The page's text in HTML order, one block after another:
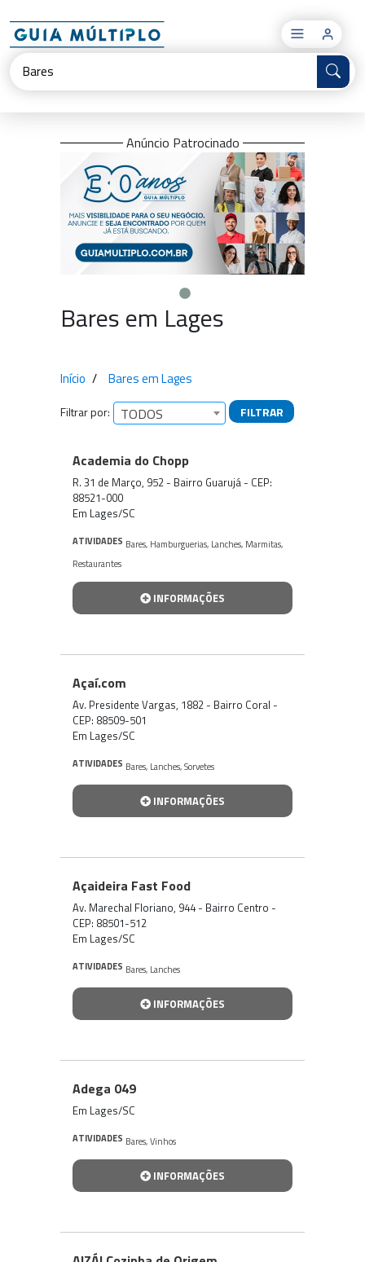
×
Anúncio Patrocinado
Bares em Lages
Início Bares em Lages
Filtrar por: TODOS FILTRAR
Empresas encontradas
Academia do Chopp
R. 31 de Março, 952 - Bairro Guarujá - CEP:
88521-000
Em Lages/SC
ATIVIDADES Bares, Hamburguerias, Lanches, Marmitas,
Restaurantes
INFORMAÇÕES
Açaí.com
Av. Presidente Vargas, 1882 - Bairro Coral -
CEP: 88509-501
Em Lages/SC
ATIVIDADES Bares, Lanches,Sorvetes
INFORMAÇÕES
Açaideira Fast Food
Av. Marechal Floriano, 944 - Bairro Centro -
CEP: 88501-512
Em Lages/SC
ATIVIDADES Bares, Lanches
INFORMAÇÕES
Adega 049
Em Lages/SC
ATIVIDADES Bares,Vinhos
INFORMAÇÕES